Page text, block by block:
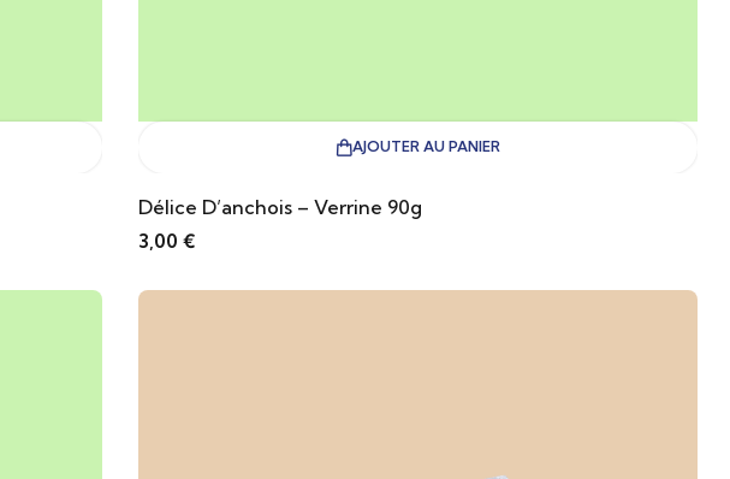
AJOUTER AU PANIER
Délice D’anchois – Verrine 90g
3,00 €